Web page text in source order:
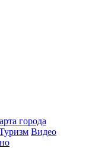
города
Видео